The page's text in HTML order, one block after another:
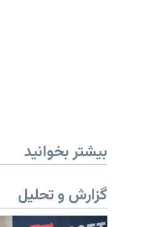
بیشتر بخوانید
گزارش و تحلیل